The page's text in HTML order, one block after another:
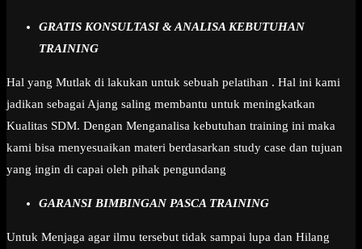
GRATIS KONSULTASI & ANALISA KEBUTUHAN
TRAINING
Hal yang Mutlak di lakukan untuk sebuah pelatihan . Hal ini kami
jadikan sebagai Ajang saling membantu untuk meningkatkan
Kualitas SDM. Dengan Menganalisa kebutuhan training ini maka
kami bisa menyesuaikan materi berdasarkan study case dan tujuan
yang ingin di capai oleh pihak pengundang
GARANSI BIMBINGAN PASCA TRAINING
Untuk Menjaga agar ilmu tersebut tidak sampai lupa dan Hilang